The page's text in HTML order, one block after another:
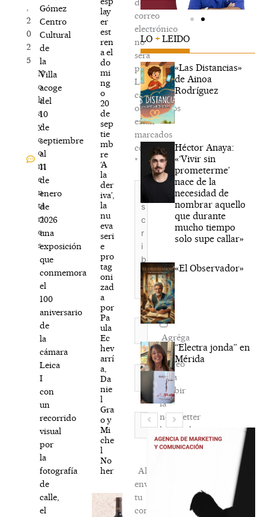
,
2
0
2
5
N
o
h
a
y
c
o
m
e
n
ta
ri
o
s
Gómez
Centro
Cultural
de
la
Villa
acoge
del
10
de
septiembre
al
11
de
enero
de
2026
una
exposición
que
conmemora
el
100
aniversario
de
la
cámara
Leica
I
con
un
recorrido
visual
por
la
fotografía
de
calle,
el
lay
er
est
ren
a el
do
mi
ng
o
20
de
sep
tie
mb
re
‘A
la
der
iva’,
la
nu
eva
seri
e
pro
tag
oni
zad
a
por
Pa
ula
Ec
hev
arrí
a,
Da
nie
l
Gra
o y
Mi
che
l
No
her
de
correo
electrónico
no
será
publicada.
Los
campos
obligatorios
están
marcados
con
*
Escribe
Nombre*
Correo
electrónico*
Web
Agréga
mi
correo
para
recibir
la
newsletter
habitual
Al
enviar
tu
comentario,
LO + LEIDO
«Las Distancias»
de Ainoa
Rodríguez
Héctor Anaya:
«‘Vivir sin
prometerme’
nace de la
necesidad de
nombrar aquello
que durante
mucho tiempo
solo supe callar»
«El Observador»
“Electra jonda” en
Mérida